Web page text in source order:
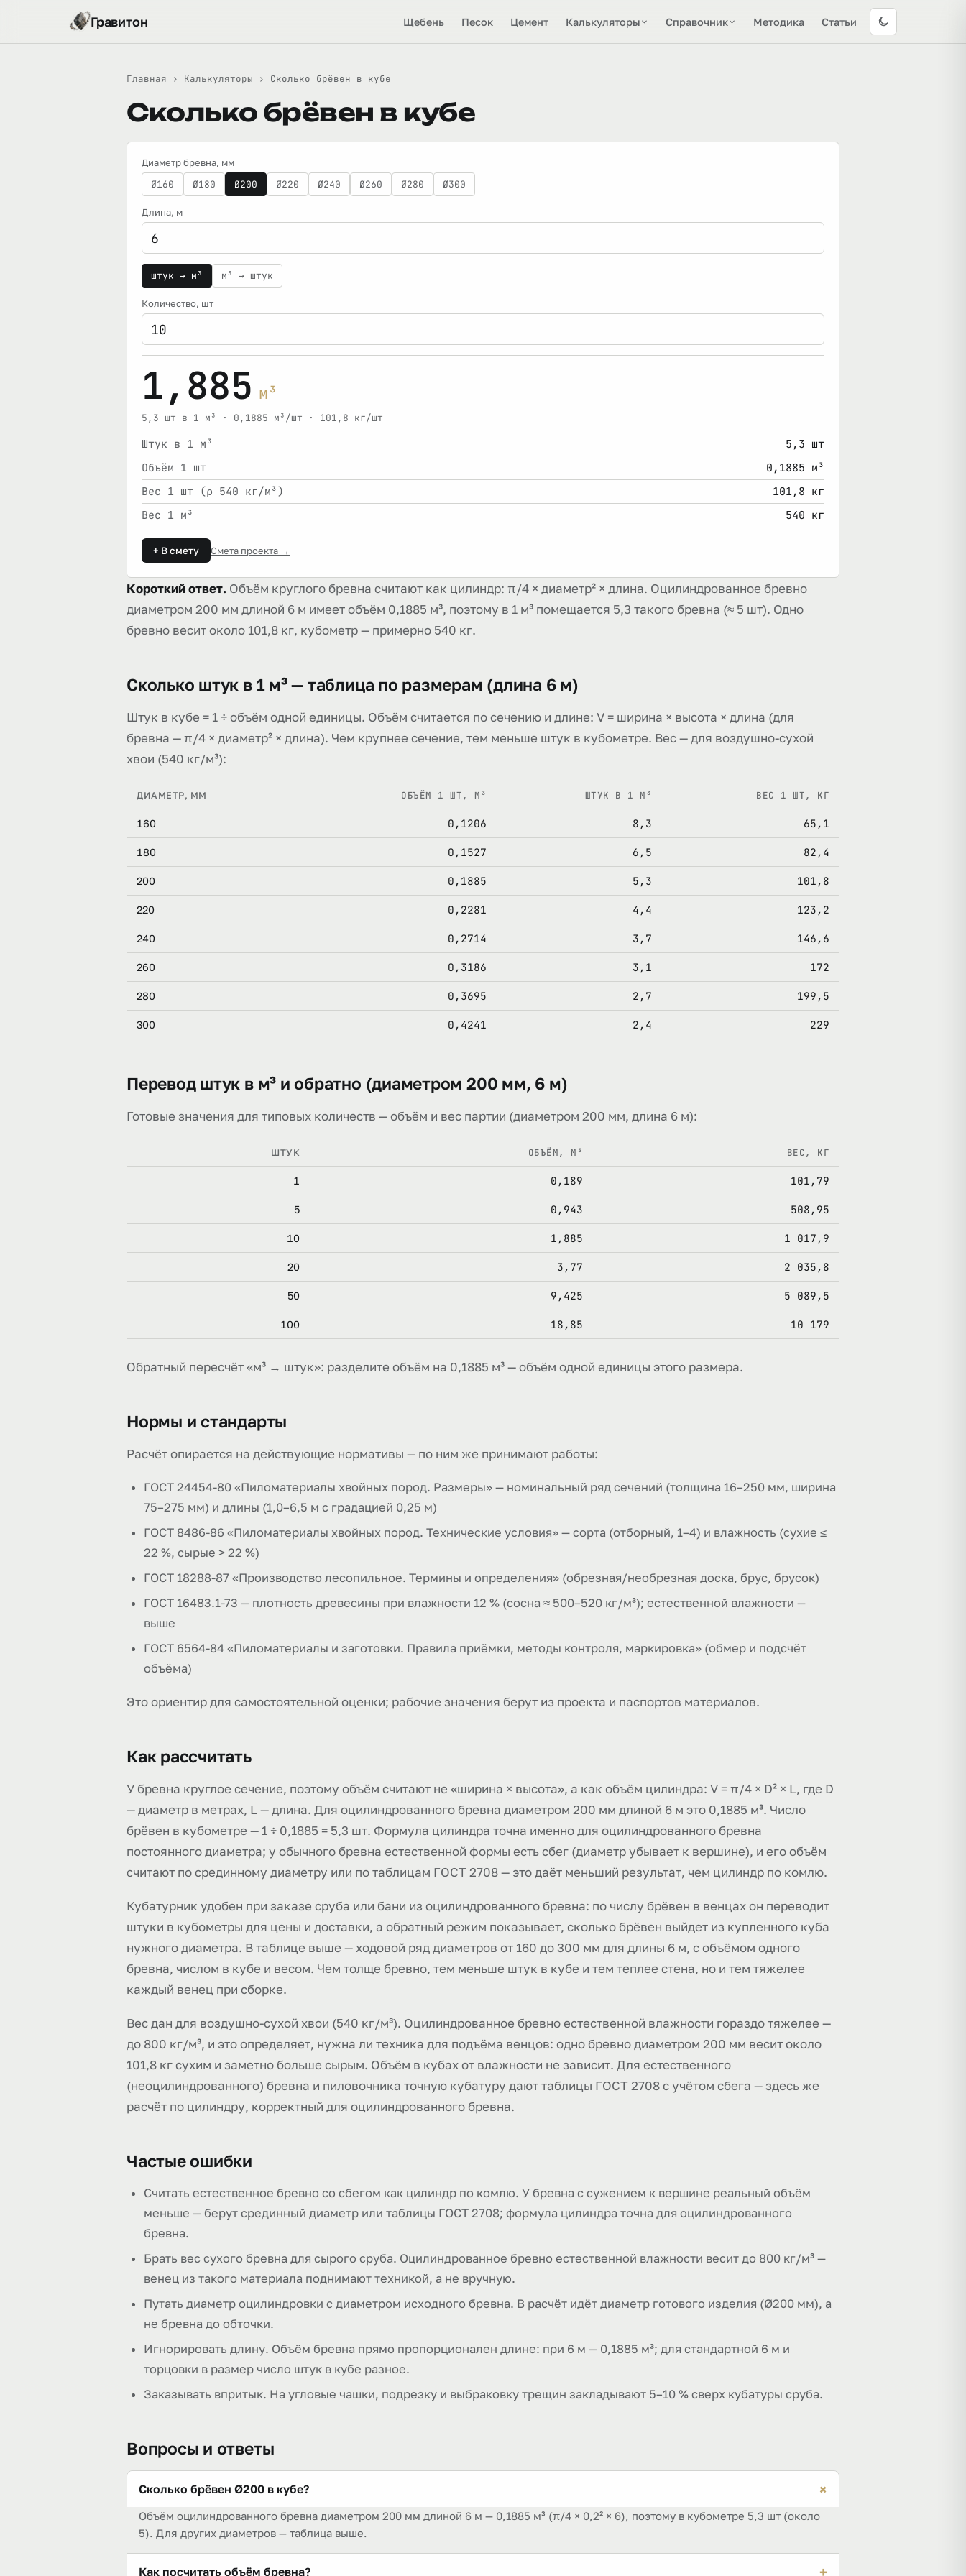
Гравитон Щебень Песок Цемент Калькуляторы Справочник Методика Статьи
Главная › Калькуляторы › Сколько брёвен в кубе
Сколько брёвен в кубе
Диаметр бревна, мм
Ø160 Ø180 Ø200 Ø220 Ø240 Ø260 Ø280 Ø300
Длина, м
штук → м³ м³ → штук
Количество, шт
1,885 м³
5,3 шт в 1 м³ · 0,1885 м³/шт · 101,8 кг/шт
Штук в 1 м³
5,3 шт
Объём 1 шт
0,1885 м³
Вес 1 шт (ρ 540 кг/м³)
101,8 кг
Вес 1 м³
540 кг
+ В смету Смета проекта →
Короткий ответ. Объём круглого бревна считают как цилиндр: π/4 × диаметр² × длина. Оцилиндрованное бревно
диаметром 200 мм длиной 6 м имеет объём 0,1885 м³, поэтому в 1 м³ помещается 5,3 такого бревна (≈ 5 шт). Одно
бревно весит около 101,8 кг, кубометр — примерно 540 кг.
Сколько штук в 1 м³ — таблица по размерам (длина 6 м)
Штук в кубе = 1 ÷ объём одной единицы. Объём считается по сечению и длине: V = ширина × высота × длина (для
бревна — π/4 × диаметр² × длина). Чем крупнее сечение, тем меньше штук в кубометре. Вес — для воздушно-сухой
хвои (540 кг/м³):
ДИАМЕТР, ММ ОБЪЁМ 1 ШТ, М³ ШТУК В 1 М³ ВЕС 1 ШТ, КГ
160 0,1206 8,3 65,1
180 0,1527 6,5 82,4
200 0,1885 5,3 101,8
220 0,2281 4,4 123,2
240 0,2714 3,7 146,6
260 0,3186 3,1 172
280 0,3695 2,7 199,5
300 0,4241 2,4 229
Перевод штук в м³ и обратно (диаметром 200 мм, 6 м)
Готовые значения для типовых количеств — объём и вес партии (диаметром 200 мм, длина 6 м):
ШТУК ОБЪЁМ, М³ ВЕС, КГ
1 0,189 101,79
5 0,943 508,95
10 1,885 1 017,9
20 3,77 2 035,8
50 9,425 5 089,5
100 18,85 10 179
Обратный пересчёт «м³ → штук»: разделите объём на 0,1885 м³ — объём одной единицы этого размера.
Нормы и стандарты
Расчёт опирается на действующие нормативы — по ним же принимают работы:
ГОСТ 24454-80 «Пиломатериалы хвойных пород. Размеры» — номинальный ряд сечений (толщина 16–250 мм, ширина
75–275 мм) и длины (1,0–6,5 м с градацией 0,25 м)
ГОСТ 8486-86 «Пиломатериалы хвойных пород. Технические условия» — сорта (отборный, 1–4) и влажность (сухие ≤
22 %, сырые > 22 %)
ГОСТ 18288-87 «Производство лесопильное. Термины и определения» (обрезная/необрезная доска, брус, брусок)
ГОСТ 16483.1-73 — плотность древесины при влажности 12 % (сосна ≈ 500–520 кг/м³); естественной влажности —
выше
ГОСТ 6564-84 «Пиломатериалы и заготовки. Правила приёмки, методы контроля, маркировка» (обмер и подсчёт
объёма)
Это ориентир для самостоятельной оценки; рабочие значения берут из проекта и паспортов материалов.
Как рассчитать
У бревна круглое сечение, поэтому объём считают не «ширина × высота», а как объём цилиндра: V = π/4 × D² × L, где D
— диаметр в метрах, L — длина. Для оцилиндрованного бревна диаметром 200 мм длиной 6 м это 0,1885 м³. Число
брёвен в кубометре — 1 ÷ 0,1885 = 5,3 шт. Формула цилиндра точна именно для оцилиндрованного бревна
постоянного диаметра; у обычного бревна естественной формы есть сбег (диаметр убывает к вершине), и его объём
считают по срединному диаметру или по таблицам ГОСТ 2708 — это даёт меньший результат, чем цилиндр по комлю.
Кубатурник удобен при заказе сруба или бани из оцилиндрованного бревна: по числу брёвен в венцах он переводит
штуки в кубометры для цены и доставки, а обратный режим показывает, сколько брёвен выйдет из купленного куба
нужного диаметра. В таблице выше — ходовой ряд диаметров от 160 до 300 мм для длины 6 м, с объёмом одного
бревна, числом в кубе и весом. Чем толще бревно, тем меньше штук в кубе и тем теплее стена, но и тем тяжелее
каждый венец при сборке.
Вес дан для воздушно-сухой хвои (540 кг/м³). Оцилиндрованное бревно естественной влажности гораздо тяжелее —
до 800 кг/м³, и это определяет, нужна ли техника для подъёма венцов: одно бревно диаметром 200 мм весит около
101,8 кг сухим и заметно больше сырым. Объём в кубах от влажности не зависит. Для естественного
(неоцилиндрованного) бревна и пиловочника точную кубатуру дают таблицы ГОСТ 2708 с учётом сбега — здесь же
расчёт по цилиндру, корректный для оцилиндрованного бревна.
Частые ошибки
Считать естественное бревно со сбегом как цилиндр по комлю. У бревна с сужением к вершине реальный объём
меньше — берут срединный диаметр или таблицы ГОСТ 2708; формула цилиндра точна для оцилиндрованного
бревна.
Брать вес сухого бревна для сырого сруба. Оцилиндрованное бревно естественной влажности весит до 800 кг/м³ —
венец из такого материала поднимают техникой, а не вручную.
Путать диаметр оцилиндровки с диаметром исходного бревна. В расчёт идёт диаметр готового изделия (Ø200 мм), а
не бревна до обточки.
Игнорировать длину. Объём бревна прямо пропорционален длине: при 6 м — 0,1885 м³; для стандартной 6 м и
торцовки в размер число штук в кубе разное.
Заказывать впритык. На угловые чашки, подрезку и выбраковку трещин закладывают 5–10 % сверх кубатуры сруба.
Вопросы и ответы
Сколько брёвен Ø200 в кубе? +
Объём оцилиндрованного бревна диаметром 200 мм длиной 6 м — 0,1885 м³ (π/4 × 0,2² × 6), поэтому в кубометре 5,3 шт (около
5). Для других диаметров — таблица выше.
Как посчитать объём бревна? +